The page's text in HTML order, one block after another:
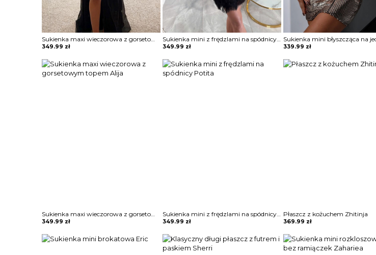
Sukienka maxi wieczorowa z gorsetowym topem Alija
349.99 zł
Sukienka mini z frędzlami na spódnicy Potita
349.99 zł 339.99 zł
Sukienka maxi wieczorowa z gorsetowym topem Alija
349.99 zł
Sukienka mini z frędzlami na spódnicy Potita
349.99 zł
Płaszcz z kożuchem Zhitinja
369.99 zł